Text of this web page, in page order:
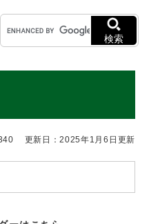
して本文へ
キ
ー
ワ
検索
更新日：2025年1月6日更新